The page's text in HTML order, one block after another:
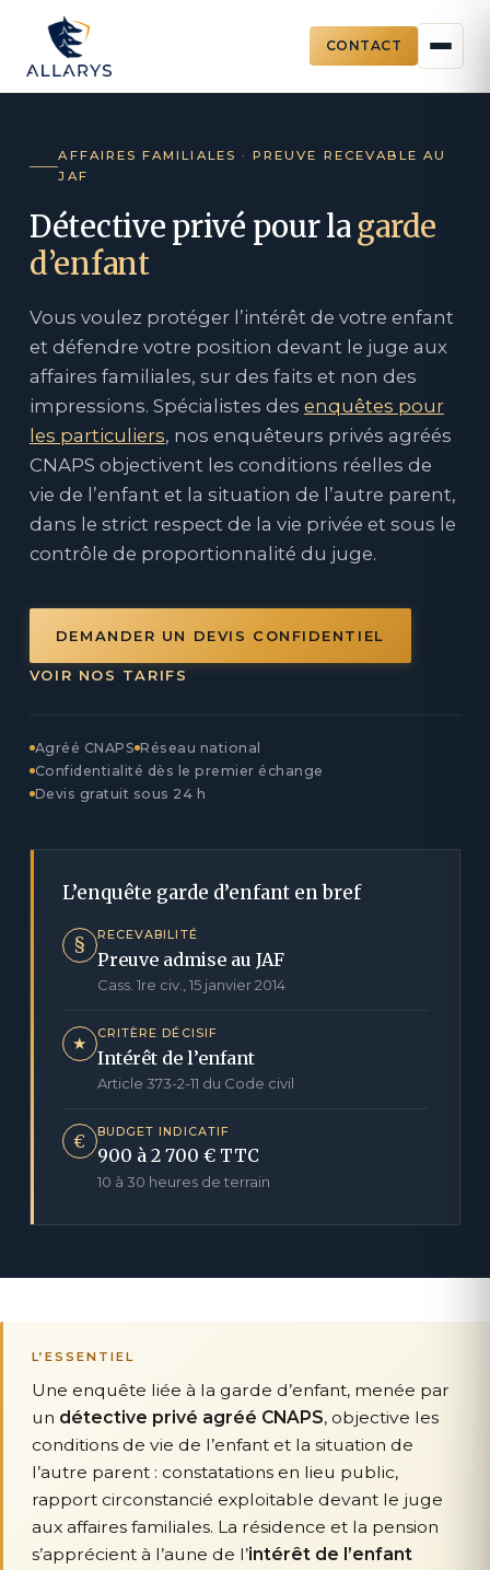
CONTACT
contenuAFFAIRES FAMILIALES · PREUVE RECEVABLE AU
JAF
Détective privé pour lagarde
d’enfant
Vous voulez protéger l’intérêt de votre enfant
et défendre votre position devant le juge aux
affaires familiales, sur des faits et non des
impressions. Spécialistes des enquêtes pour
les particuliers, nos enquêteurs privés agréés
CNAPS objectivent les conditions réelles de
vie de l’enfant et la situation de l’autre parent,
dans le strict respect de la vie privée et sous le
contrôle de proportionnalité du juge.
DEMANDER UN DEVIS CONFIDENTIEL
VOIR NOS TARIFS
Agréé CNAPS Réseau national
Confidentialité dès le premier échange
Devis gratuit sous 24 h
L’enquête garde d’enfant en bref
§
RECEVABILITÉ
Preuve admise au JAF
Cass. 1re civ., 15 janvier 2014
★
CRITÈRE DÉCISIF
Intérêt de l’enfant
Article 373-2-11 du Code civil
€
BUDGET INDICATIF
900 à 2 700 € TTC
10 à 30 heures de terrain
L’ESSENTIEL
Une enquête liée à la garde d’enfant, menée par
un détective privé agréé CNAPS, objective les
conditions de vie de l’enfant et la situation de
l’autre parent : constatations en lieu public,
rapport circonstancié exploitable devant le juge
aux affaires familiales. La résidence et la pension
s’apprécient à l’aune de l’intérêt de l’enfant